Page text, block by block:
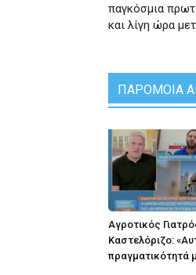
παγκόσμια
και λίγη ώρα
ΠΑΡΟΜΟΙΑ
Αγροτικός
Καστελόριζο:
πραγματικότητά